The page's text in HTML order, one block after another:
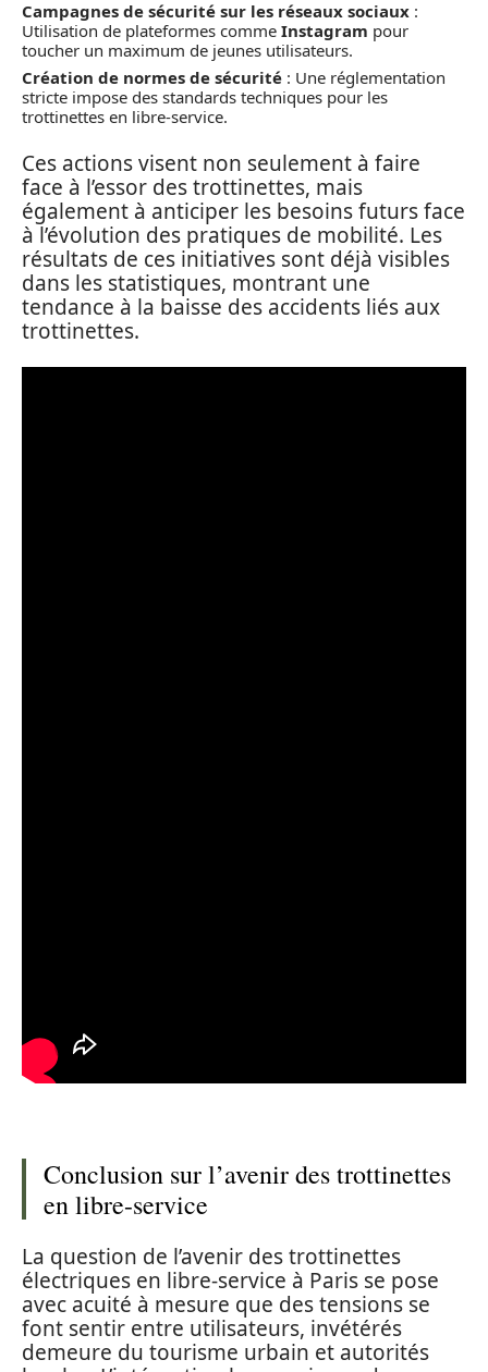
Campagnes de sécurité sur les réseaux sociaux :
Utilisation de plateformes comme Instagram pour
toucher un maximum de jeunes utilisateurs.
Création de normes de sécurité : Une réglementation
stricte impose des standards techniques pour les
trottinettes en libre-service.
Ces actions visent non seulement à faire
face à l’essor des trottinettes, mais
également à anticiper les besoins futurs face
à l’évolution des pratiques de mobilité. Les
résultats de ces initiatives sont déjà visibles
dans les statistiques, montrant une
tendance à la baisse des accidents liés aux
trottinettes.
Conclusion sur l’avenir des trottinettes
en libre-service
La question de l’avenir des trottinettes
électriques en libre-service à Paris se pose
avec acuité à mesure que des tensions se
font sentir entre utilisateurs, invétérés
demeure du tourisme urbain et autorités